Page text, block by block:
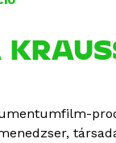
u
l
i
e